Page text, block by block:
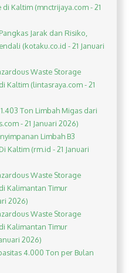
Kaltim (mnctrijaya.com - 21
Jarak dan Risiko,
(kotaku.co.id - 21 Januari
Waste Storage
Kaltim (lintasraya.com - 21
Ton Limbah Migas dari
- 21 Januari 2026)
Limbah B3
Kaltim (rm.id - 21 Januari
Waste Storage
Kalimantan Timur
2026)
Waste Storage
Kalimantan Timur
2026)
4.000 Ton per Bulan